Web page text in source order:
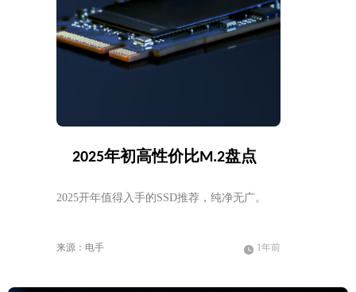
2025年初高性价比M.2盘点
2025开年值得入手的SSD推荐，纯净无广。
来源：电手 1年前